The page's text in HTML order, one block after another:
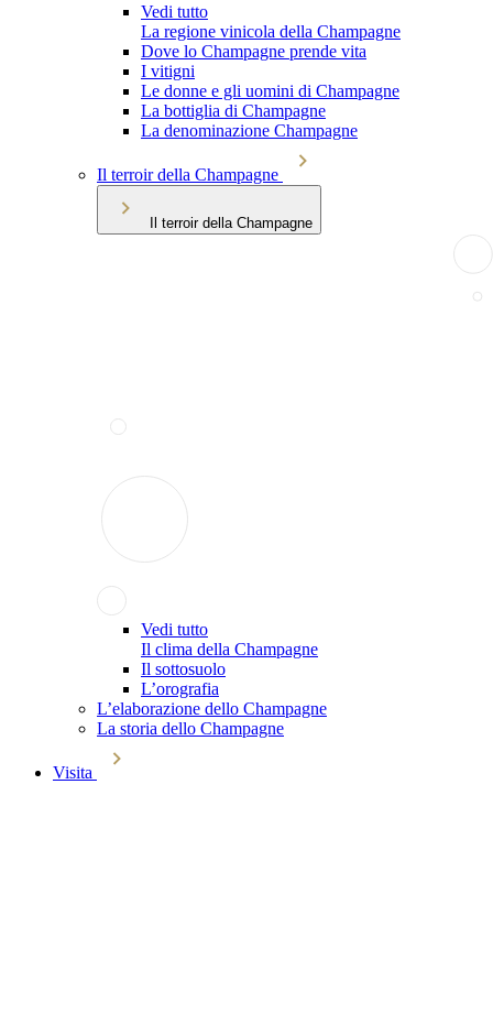
Vedi tutto
La regione vinicola della Champagne
Dove lo Champagne prende vita
I vitigni
Le donne e gli uomini di Champagne
La bottiglia di Champagne
La denominazione Champagne
Il terroir della Champagne
Il terroir della Champagne
Vedi tutto
Il clima della Champagne
Il sottosuolo
L’orografia
L’elaborazione dello Champagne
La storia dello Champagne
Visita